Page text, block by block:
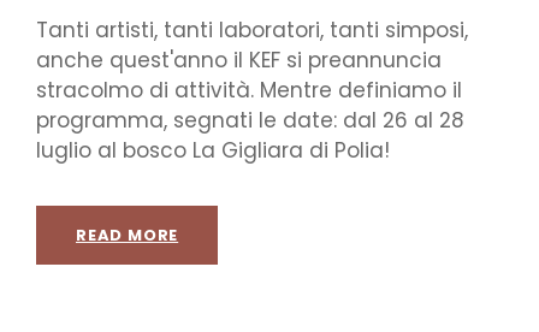
Tanti artisti, tanti laboratori, tanti simposi,
anche quest'anno il KEF si preannuncia
stracolmo di attività. Mentre definiamo il
programma, segnati le date: dal 26 al 28
luglio al bosco La Gigliara di Polia!
READ MORE